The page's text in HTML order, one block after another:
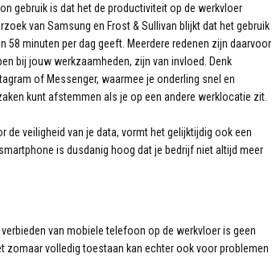
gebruik is dat het de productiviteit op de werkvloer
van Samsung en Frost & Sullivan blijkt dat het gebruik
minuten per dag geeft. Meerdere redenen zijn daarvoor
bij jouw werkzaamheden, zijn van invloed. Denk
of Messenger, waarmee je onderling snel en
kunt afstemmen als je op een andere werklocatie zit.
veiligheid van je data, vormt het gelijktijdig ook een
is dusdanig hoog dat je bedrijf niet altijd meer
van mobiele telefoon op de werkvloer is geen
zomaar volledig toestaan kan echter ook voor problemen